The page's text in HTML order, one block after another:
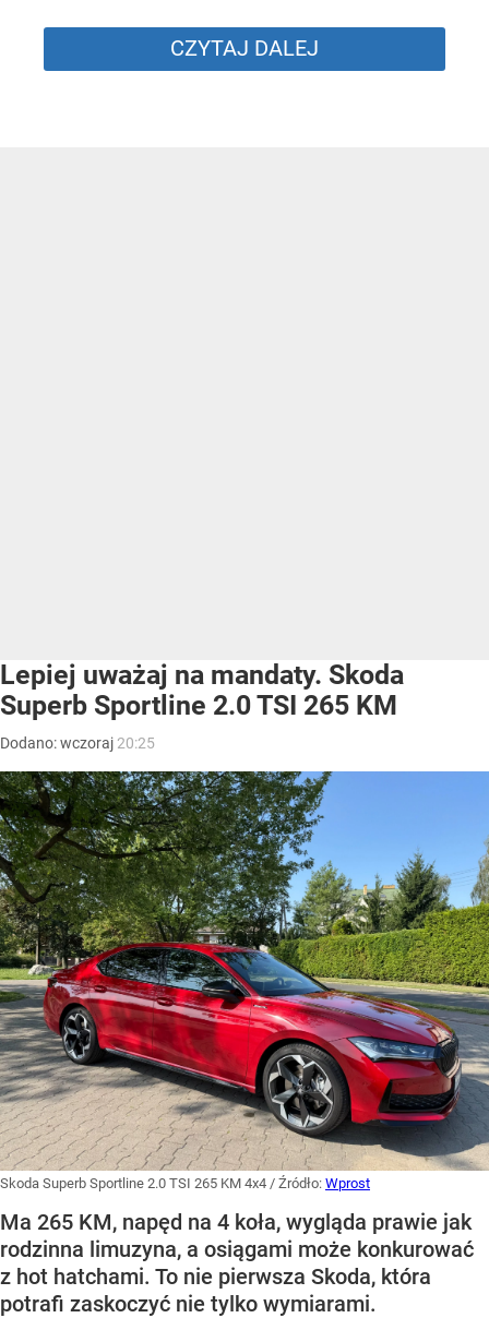
CZYTAJ DALEJ
Lepiej uważaj na mandaty. Skoda
Superb Sportline 2.0 TSI 265 KM
Dodano:wczoraj 20:25
Skoda Superb Sportline 2.0 TSI 265 KM 4x4 / Źródło: Wprost
Ma 265 KM, napęd na 4 koła, wygląda prawie jak
rodzinna limuzyna, a osiągami może konkurować
z hot hatchami. To nie pierwsza Skoda, która
potrafi zaskoczyć nie tylko wymiarami.